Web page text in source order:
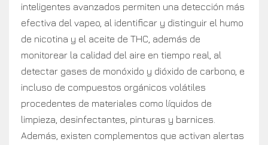
inteligentes avanzados permiten una detección más
efectiva del vapeo, al identificar y distinguir el humo
de nicotina y el aceite de THC, además de
monitorear la calidad del aire en tiempo real, al
detectar gases de monóxido y dióxido de carbono, e
incluso de compuestos orgánicos volátiles
procedentes de materiales como líquidos de
limpieza, desinfectantes, pinturas y barnices.
Además, existen complementos que activan alertas